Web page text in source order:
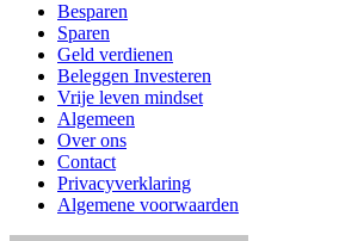
Besparen
Sparen
Geld verdienen
Beleggen Investeren
Vrije leven mindset
Algemeen
Over ons
Contact
Privacyverklaring
Algemene voorwaarden